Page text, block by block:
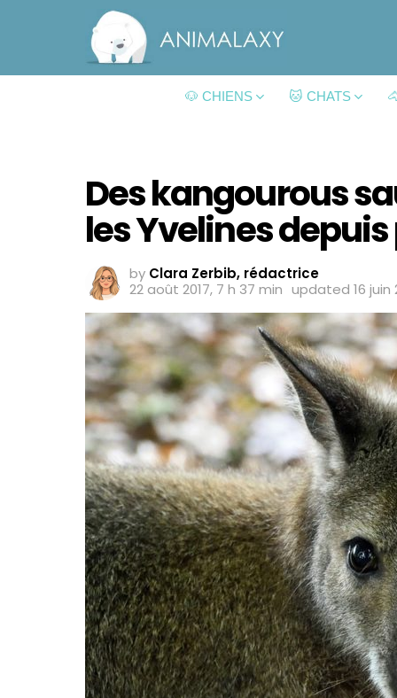
🐶 CHIENS 🐱 CHATS
Des kangourous
les Yvelines
by Clara Zerbib, rédactrice
22 août 2017, 7 h 37 min updated 16